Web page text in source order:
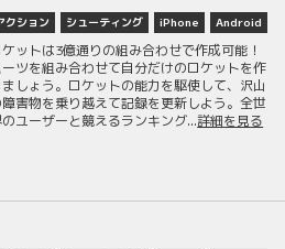
クション シューティング iPhone Android
ケットは3億通りの組み合わせで作成可能！
ーツを組み合わせて自分だけのロケットを作
ましょう。ロケットの能力を駆使して、沢山
障害物を乗り越えて記録を更新しよう。全世
のユーザーと競えるランキング...詳細を見る